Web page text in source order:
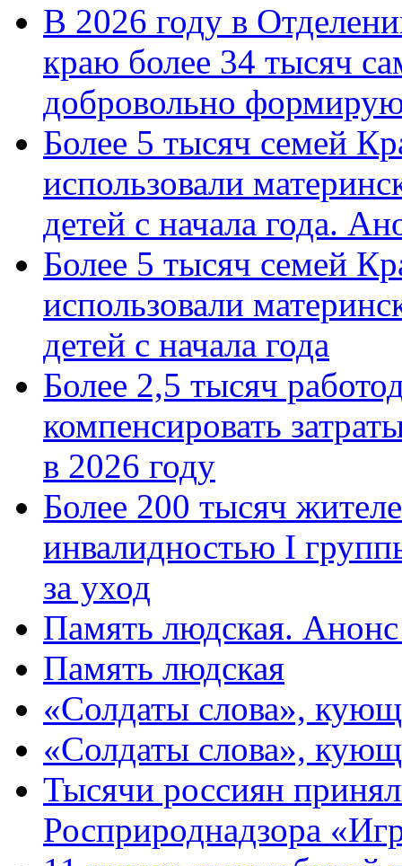
В 2026 году в
краю более 34 тысяч
добровольно
Более 5 тысяч семей
использовали
детей с начала года.
Более 5 тысяч семей
использовали
детей с начала года
Более 2,5 тысяч
компенсировать
в 2026 году
Более 200 тысяч
инвалидностью I
за уход
Память людская.
Память людская
«Солдаты слова»,
«Солдаты слова»,
Тысячи россиян
Росприроднадзора